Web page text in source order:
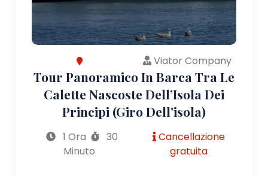
Viator Company
Tour Panoramico In Barca Tra Le
Calette Nascoste Dell’Isola Dei
Principi (giro Dell’isola)
1 Ora
30
Minuto
Cancellazione
gratuita